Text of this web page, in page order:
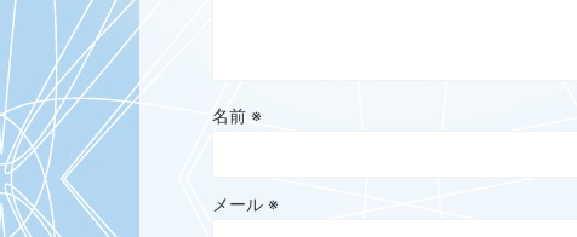
名前 ※
メール ※